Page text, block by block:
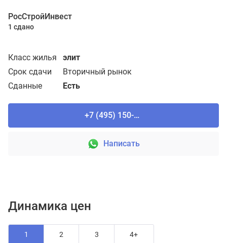
РосСтройИнвест
1 сдано
Класс жилья элит
Срок сдачи
Вторичный рынок
Сданные
Есть
+7 (495) 150-90-61
Написать
Динамика цен
1 2 3 4+